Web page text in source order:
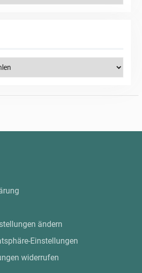
ändern
Einstellungen
widerrufen